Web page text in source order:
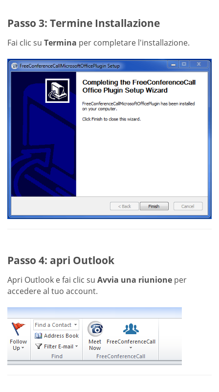
Passo 3: Termine Installazione
Fai clic su Termina per completare l'installazione.
Passo 4: apri Outlook
Apri Outlook e fai clic su Avvia una riunione per
accedere al tuo account.